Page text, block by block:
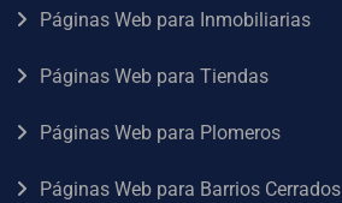
Páginas Web para Inmobiliarias
Páginas Web para Tiendas
Páginas Web para Plomeros
Páginas Web para Barrios Cerrados